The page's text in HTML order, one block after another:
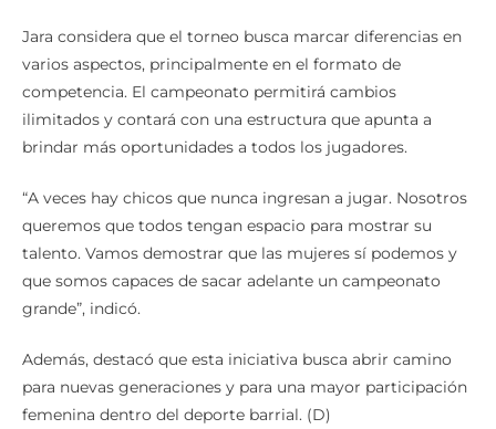
Jara considera que el torneo busca marcar diferencias en
varios aspectos, principalmente en el formato de
competencia. El campeonato permitirá cambios
ilimitados y contará con una estructura que apunta a
brindar más oportunidades a todos los jugadores.
“A veces hay chicos que nunca ingresan a jugar. Nosotros
queremos que todos tengan espacio para mostrar su
talento. Vamos demostrar que las mujeres sí podemos y
que somos capaces de sacar adelante un campeonato
grande”, indicó.
Además, destacó que esta iniciativa busca abrir camino
para nuevas generaciones y para una mayor participación
femenina dentro del deporte barrial. (D)